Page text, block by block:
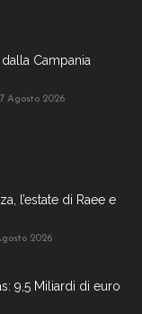
Campania
7 Agosto 2026
l’estate di Raee e
2026
9,5 Miliardi di euro